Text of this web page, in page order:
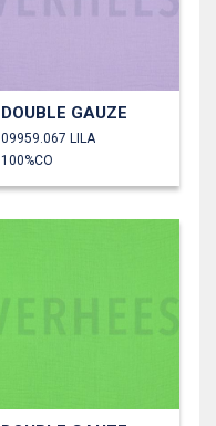
DOUBLE GAUZE
09959.067 LILA
100%CO